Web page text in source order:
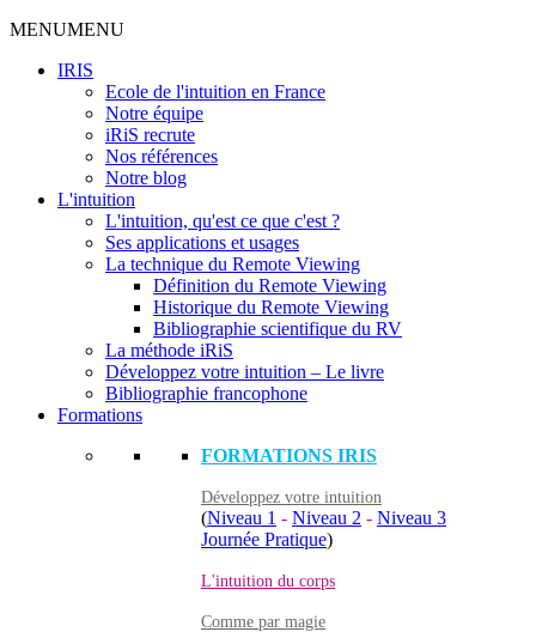
MENUMENU
IRIS
Ecole de l'intuition en France
Notre équipe
iRiS recrute
Nos références
Notre blog
L'intuition
L'intuition, qu'est ce que c'est ?
Ses applications et usages
La technique du Remote Viewing
Définition du Remote Viewing
Historique du Remote Viewing
Bibliographie scientifique du RV
La méthode iRiS
Développez votre intuition – Le livre
Bibliographie francophone
Formations
FORMATIONS IRIS
Développez votre intuition
(Niveau 1 - Niveau 2 - Niveau 3
Journée Pratique)
L'intuition du corps
Comme par magie